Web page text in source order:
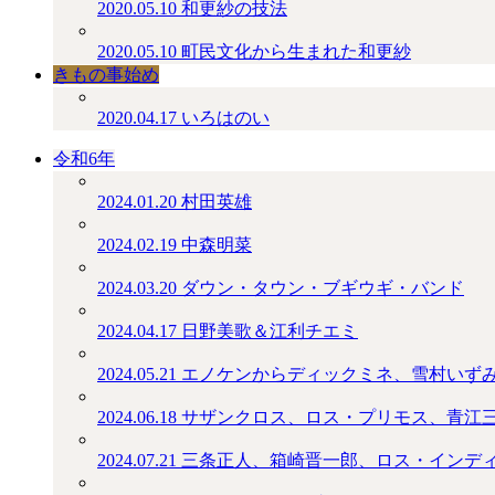
2020.05.10 和更紗の技法
2020.05.10 町民文化から生まれた和更紗
きもの事始め
2020.04.17 いろはのい
令和6年
2024.01.20 村田英雄
2024.02.19 中森明菜
2024.03.20 ダウン・タウン・ブギウギ・バンド
2024.04.17 日野美歌＆江利チエミ
2024.05.21 エノケンからディックミネ、雪村いず
2024.06.18 サザンクロス、ロス・プリモス、青江
2024.07.21 三条正人、箱崎晋一郎、ロス・インデ